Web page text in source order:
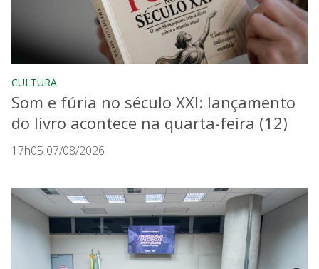
CULTURA
Som e fúria no século XXI: lançamento
do livro acontece na quarta-feira (12)
17h05 07/08/2026